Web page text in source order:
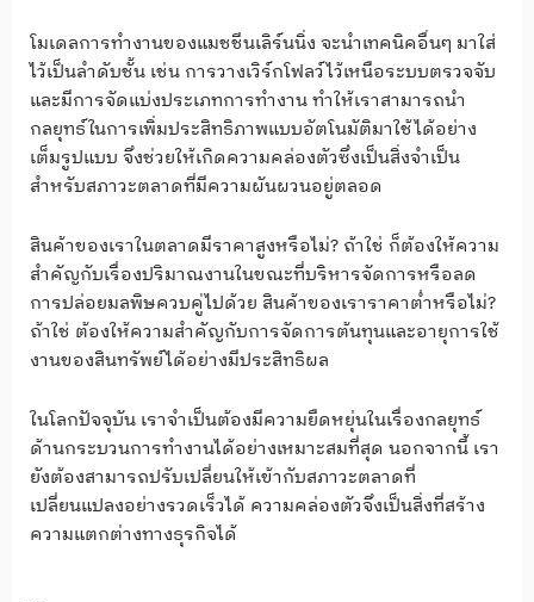
โมเดลการทำงานของแมชชีนเลิร์นนิ่ง จะนำเทคนิคอื่นๆ มาใส่
ไว้เป็นลำดับชั้น เช่น การวางเวิร์กโฟลว์ไว้เหนือระบบตรวจจับ
และมีการจัดแบ่งประเภทการทำงาน ทำให้เราสามารถนำ
กลยุทธ์ในการเพิ่มประสิทธิภาพแบบอัตโนมัติมาใช้ได้อย่าง
เต็มรูปแบบ จึงช่วยให้เกิดความคล่องตัวซึ่งเป็นสิ่งจำเป็น
สำหรับสภาวะตลาดที่มีความผันผวนอยู่ตลอด
สินค้าของเราในตลาดมีราคาสูงหรือไม่? ถ้าใช่ ก็ต้องให้ความ
สำคัญกับเรื่องปริมาณงานในขณะที่บริหารจัดการหรือลด
การปล่อยมลพิษควบคู่ไปด้วย สินค้าของเราราคาต่ำหรือไม่?
ถ้าใช่ ต้องให้ความสำคัญกับการจัดการต้นทุนและอายุการใช้
งานของสินทรัพย์ได้อย่างมีประสิทธิผล
ในโลกปัจจุบัน เราจำเป็นต้องมีความยืดหยุ่นในเรื่องกลยุทธ์
ด้านกระบวนการทำงานได้อย่างเหมาะสมที่สุด นอกจากนี้ เรา
ยังต้องสามารถปรับเปลี่ยนให้เข้ากับสภาวะตลาดที่
เปลี่ยนแปลงอย่างรวดเร็วได้ ความคล่องตัวจึงเป็นสิ่งที่สร้าง
ความแตกต่างทางธุรกิจได้